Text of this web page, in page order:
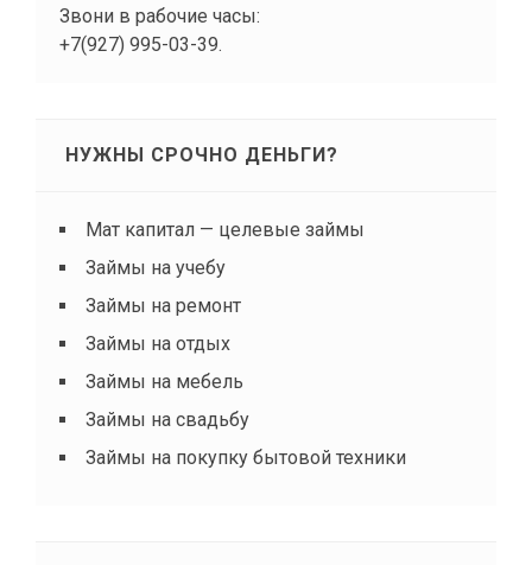
Звони в рабочие часы:
+7(927) 995-03-39.
НУЖНЫ СРОЧНО ДЕНЬГИ?
Мат капитал — целевые займы
Займы на учебу
Займы на ремонт
Займы на отдых
Займы на мебель
Займы на свадьбу
Займы на покупку бытовой техники